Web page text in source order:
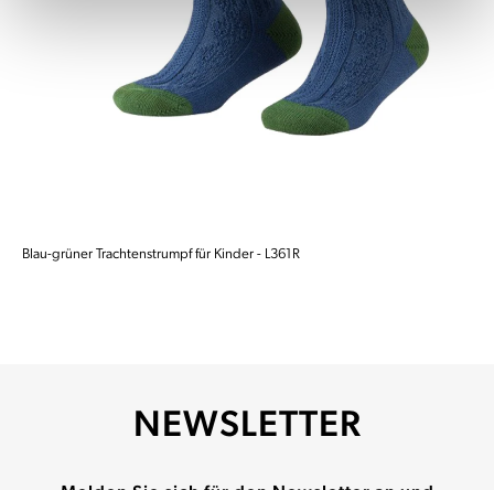
Blau-grüner Trachtenstrumpf für Kinder - L361R
NEWSLETTER